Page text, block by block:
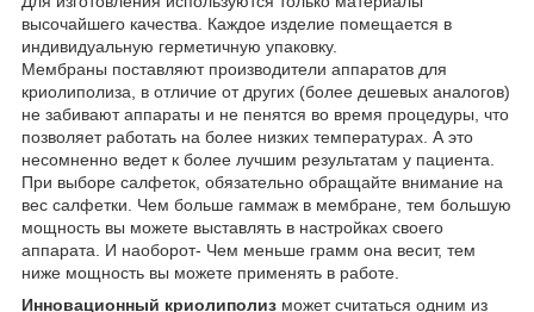
высочайшего качества. Каждое изделие помещается в
индивидуальную герметичную упаковку.
Мембраны поставляют производители аппаратов для
криолиполиза, в отличие от других (более дешевых аналогов)
не забивают аппараты и не пенятся во время процедуры, что
позволяет работать на более низких температурах. А это
несомненно ведет к более лучшим результатам у пациента.
При выборе салфеток, обязательно обращайте внимание на
вес салфетки. Чем больше гаммаж в мембране, тем большую
мощность вы можете выставлять в настройках своего
аппарата. И наоборот- Чем меньше грамм она весит, тем
ниже мощность вы можете применять в работе.
Инновационный криолиполиз может считаться одним из